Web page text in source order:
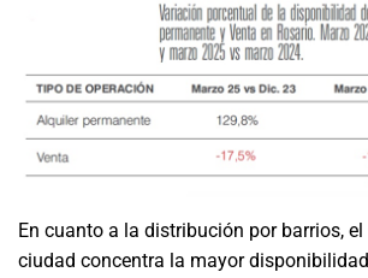
En cuanto a la distribución por barrios, el
ciudad concentra la mayor